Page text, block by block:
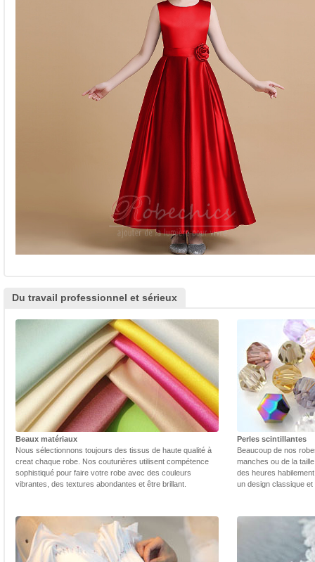
Du travail professionnel et sérieux
Beaux matériaux
Nous sélectionnons toujours des tissus de haute qualité à
creat chaque robe. Nos couturières utilisent compétence
sophistiqué pour faire votre robe avec des couleurs
vibrantes, des textures abondantes et être brillant.
Perles scintillantes
Beaucoup de nos
manches ou de la
des heures
un design classique